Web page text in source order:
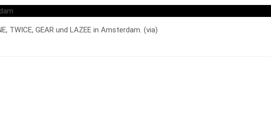
TWICE, GEAR und LAZEE in Amsterdam. (via)